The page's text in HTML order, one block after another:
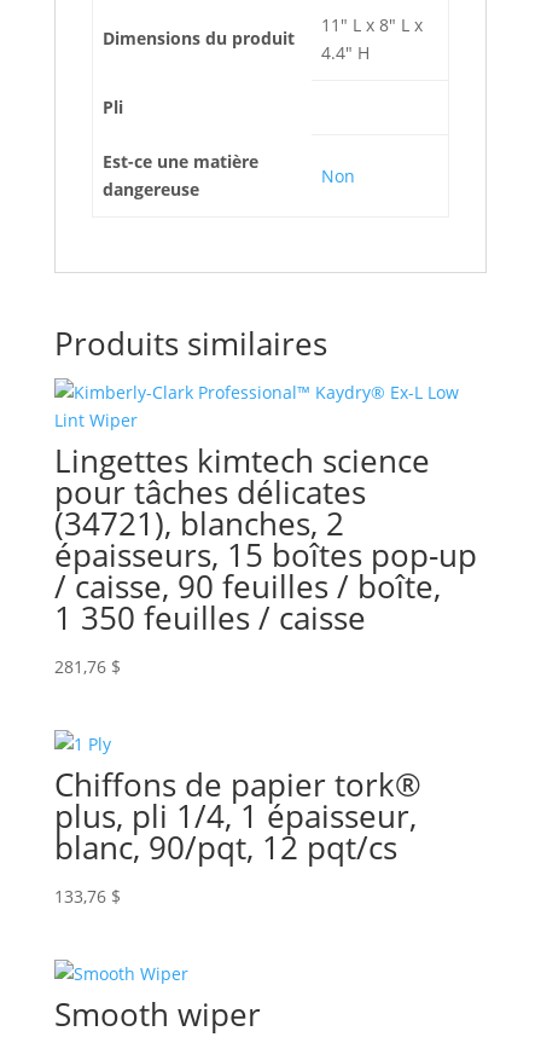
Dimensions du produit
11" L x 8" L x
4.4" H
Pli
Est-ce une matière
dangereuse
Non
Produits similaires
Lingettes kimtech science
pour tâches délicates
(34721), blanches, 2
épaisseurs, 15 boîtes pop-up
/ caisse, 90 feuilles / boîte,
1 350 feuilles / caisse
281,76 $
Chiffons de papier tork®
plus, pli 1/4, 1 épaisseur,
blanc, 90/pqt, 12 pqt/cs
133,76 $
Smooth wiper